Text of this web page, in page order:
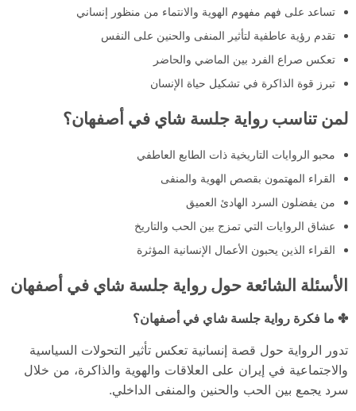
تساعد على فهم مفهوم الهوية والانتماء من منظور إنساني
تقدم رؤية عاطفية لتأثير المنفى والحنين على النفس
تعكس صراع الفرد بين الماضي والحاضر
تبرز قوة الذاكرة في تشكيل حياة الإنسان
لمن تناسب رواية جلسة شاي في أصفهان؟
محبو الروايات التاريخية ذات الطابع العاطفي
القراء المهتمون بقصص الهوية والمنفى
من يفضلون السرد الهادئ العميق
عشاق الروايات التي تمزج بين الحب والتاريخ
القراء الذين يحبون الأعمال الإنسانية المؤثرة
الأسئلة الشائعة حول رواية جلسة شاي في أصفهان
✤ ما فكرة رواية جلسة شاي في أصفهان؟
تدور الرواية حول قصة إنسانية تعكس تأثير التحولات السياسية
والاجتماعية في إيران على العلاقات والهوية والذاكرة، من خلال
سرد يجمع بين الحب والحنين والمنفى الداخلي.